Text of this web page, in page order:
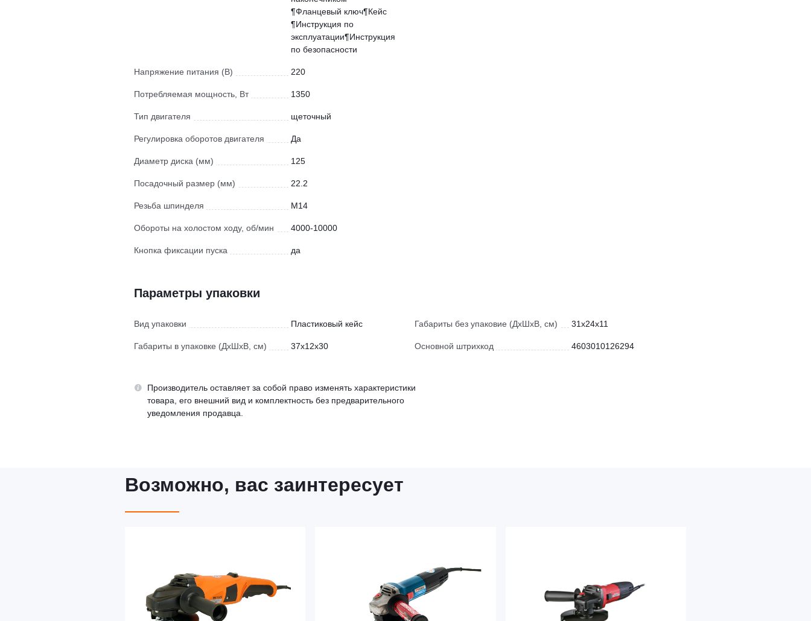
¶Фланцевый ключ¶Кейс
¶Инструкция по
эксплуатации¶Инструкция
по безопасности
Напряжение питания (В) 220
Потребляемая мощность, Вт 1350
Тип двигателя щеточный
Регулировка оборотов двигателя Да
Диаметр диска (мм) 125
Посадочный размер (мм) 22.2
Резьба шпинделя М14
Обороты на холостом ходу, об/мин 4000-10000
Кнопка фиксации пуска да
Параметры упаковки
Вид упаковки Пластиковый кейс
Габариты в упаковке (ДхШхВ, см) 37x12x30
Габариты без упаковие (ДхШхВ, см) 31x24x11
Основной штрихкод 4603010126294
Производитель оставляет за собой право изменять характеристики
товара, его внешний вид и комплектность без предварительного
уведомления продавца.
Возможно, вас заинтересует